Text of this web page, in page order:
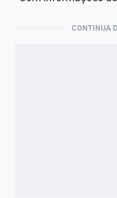
CONTINUA